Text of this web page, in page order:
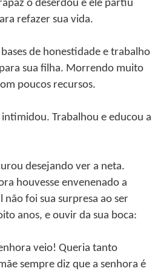
o deserdou e ele partiu
refazer sua vida.
de honestidade e trabalho
sua filha. Morrendo muito
poucos recursos.
intimidou. Trabalhou e educou a
desejando ver a neta.
houvesse envenenado a
não foi sua surpresa ao ser
anos, e ouvir da sua boca:
veio! Queria tanto
sempre diz que a senhora é